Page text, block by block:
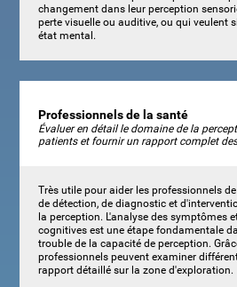
changement dans leur perception
perte visuelle ou auditive, ou qui veulent
état mental.
Professionnels de la santé
Évaluer en détail le domaine de la
patients et fournir un rapport complet
Très utile pour aider les professionnels
de détection, de diagnostic et
la perception. L'analyse des symptômes
cognitives est une étape fondamentale
trouble de la capacité de perception.
professionnels peuvent examiner
rapport détaillé sur la zone d'exploration.